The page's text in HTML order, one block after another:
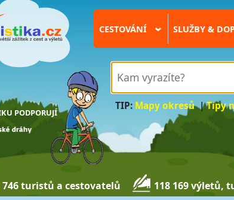
PODPORUJÍ
CESTOVÁNÍ › SLUŽBY &
TIP: Mapy okresů|Tipy
746 turistů a cestovatelů 118 169 výletů,